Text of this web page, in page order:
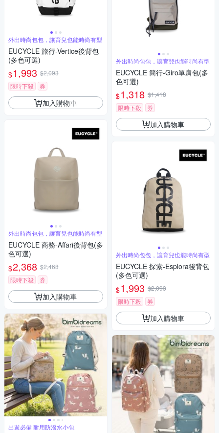
外出時尚包包，讓育兒也能時尚有型
EUCYCLE 旅行-Vertice後背包
(多色可選)
$1,993 $2,093
限時下殺
券
加入購物車
外出時尚包包，讓育兒也能時尚有型
EUCYCLE 商務-Affari後背包(多
色可選)
$2,368 $2,468
限時下殺
券
加入購物車
出遊必備 耐用防潑水小包
外出時尚包包，讓育兒也能時尚有型
EUCYCLE 簡行-Giro單肩包(多
色可選)
$1,318 $1,418
限時下殺
券
加入購物車
外出時尚包包，讓育兒也能時尚有型
EUCYCLE 探索-Esplora後背包
(多色可選)
$1,993 $2,093
限時下殺
券
加入購物車